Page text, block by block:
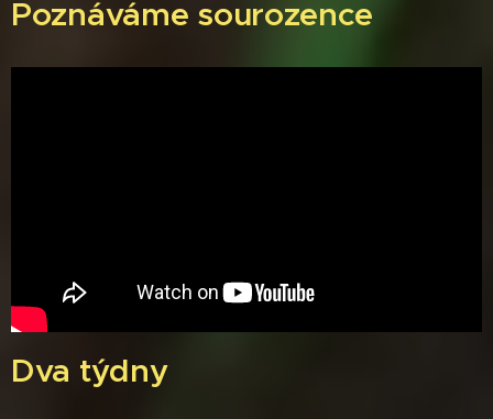
Poznáváme sourozence
Dva týdny